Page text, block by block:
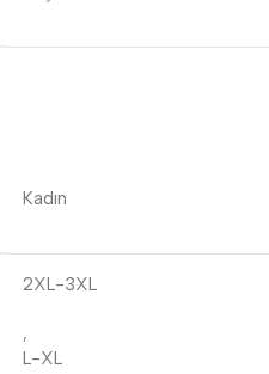
Kadın
2XL-3XL
,
L-XL